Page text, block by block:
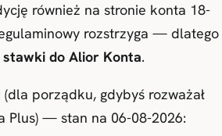
również na stronie konta 18-
rozstrzyga — dlatego
do Alior Konta.
porządku, gdybyś rozważał
Plus) — stan na 06-08-2026: